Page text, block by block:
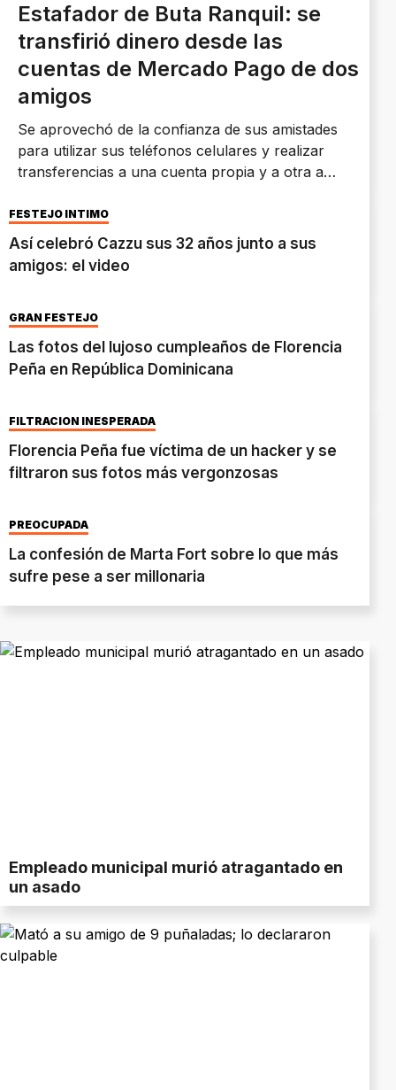
Estafador de Buta Ranquil: se
transfirió dinero desde las
cuentas de Mercado Pago de dos
amigos
Se aprovechó de la confianza de sus amistades
para utilizar sus teléfonos celulares y realizar
transferencias a una cuenta propia y a otra a
FESTEJO ÍNTIMO
Así celebró Cazzu sus 32 años junto a sus
amigos: el video
GRAN FESTEJO
Las fotos del lujoso cumpleaños de Florencia
Peña en República Dominicana
FILTRACIÓN INESPERADA
Florencia Peña fue víctima de un hacker y se
filtraron sus fotos más vergonzosas
PREOCUPADA
La confesión de Marta Fort sobre lo que más
sufre pese a ser millonaria
Empleado municipal murió atragantado en
un asado